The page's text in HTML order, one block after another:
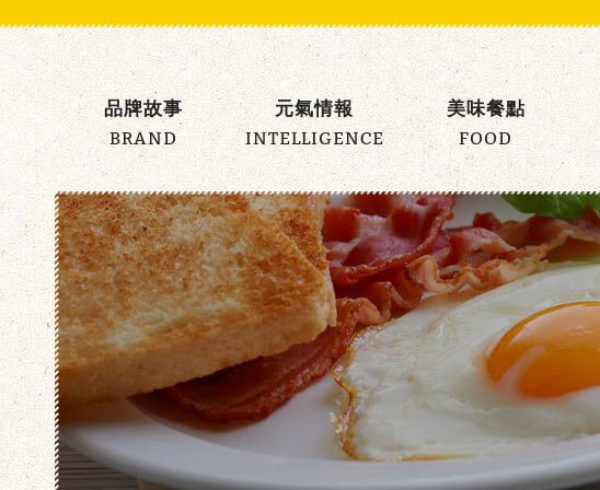
元
氣
早
午
餐
主
選
單
品牌故事
BRAND
元氣情報
INTELLIGENCE
美味餐點
FOOD